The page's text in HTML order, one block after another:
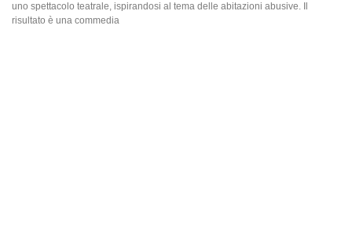
uno spettacolo teatrale, ispirandosi al tema delle abitazioni abusive. Il
risultato è una commedia